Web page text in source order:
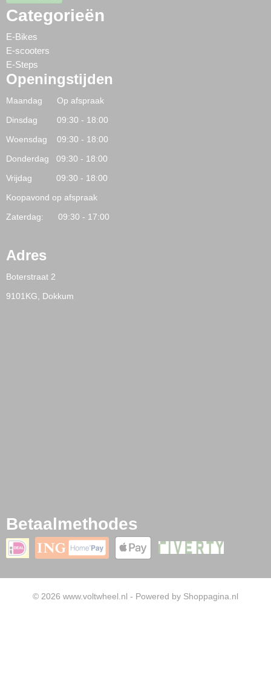
Categorieën
E-Bikes
E-scooters
E-Steps
Openingstijden
Maandag Op afspraak
Dinsdag 09:30 - 18:00
Woensdag 09:30 - 18:00
Donderdag 09:30 - 18:00
Vrijdag 09:30 - 18:00
Koopavond op afspraak
Zaterdag: 09:30 - 17:00
Adres
Boterstraat 2
9101KG, Dokkum
Betaalmethodes
© 2026 www.voltwheel.nl - Powered by Shoppagina.nl